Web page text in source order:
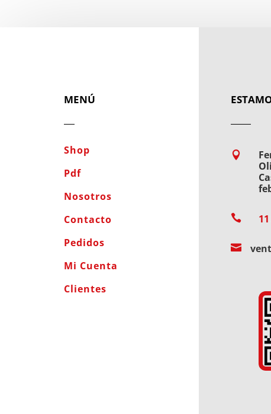
MENÚ
Shop
Pdf
Nosotros
Contacto
Pedidos
Mi Cuenta
Clientes


